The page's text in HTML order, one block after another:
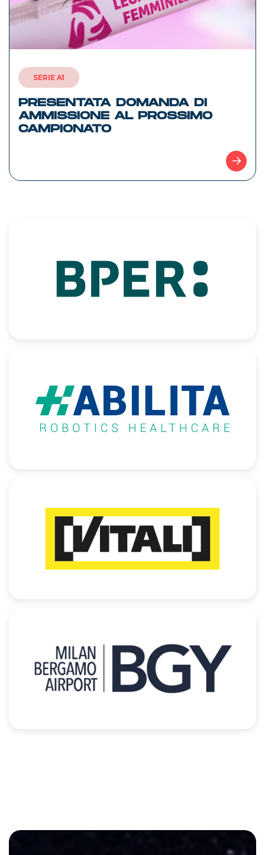
SERIE A1
PRESENTATA DOMANDA DI
AMMISSIONE AL PROSSIMO
CAMPIONATO